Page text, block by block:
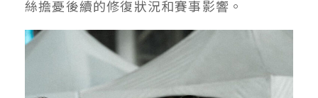
絲擔憂後續的修復狀況和賽事影響。